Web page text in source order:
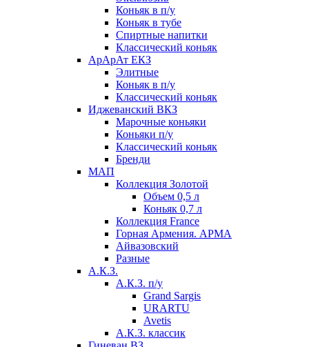
Коньяк в п/у
Коньяк в тубе
Спиртные напитки
Классический коньяк
АрАрАт ЕКЗ
Элитные
Коньяк в п/у
Классический коньяк
Иджеванский ВКЗ
Марочные коньяки
Коньяки п/у
Классический коньяк
Бренди
МАП
Коллекция Золотой
Объем 0,5 л
Коньяк 0,7 л
Коллекция France
Горная Армения. АРМА
Айвазовский
Разные
А.К.З.
А.К.З. п/у
Grand Sargis
URARTU
Avetis
А.К.З. классик